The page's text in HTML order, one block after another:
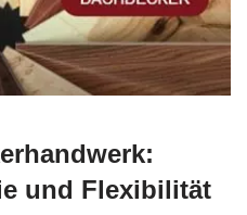
und Flexibilität